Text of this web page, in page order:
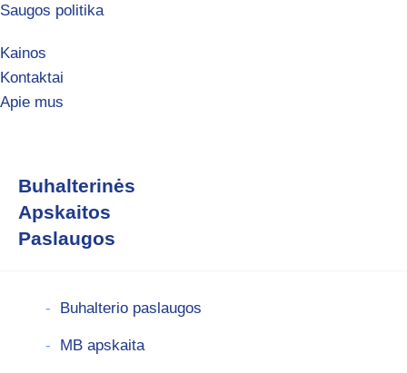
Saugos politika
Kainos
Kontaktai
Apie mus
Buhalterinės
Apskaitos
Paslaugos
Buhalterio paslaugos
MB apskaita